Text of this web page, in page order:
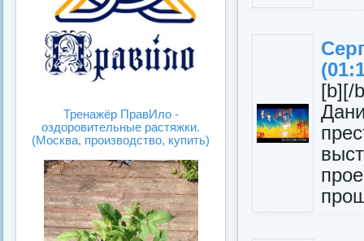
Тренажёр ПравИло -
оздоровительные растяжки.
(Москва, производство, купить)